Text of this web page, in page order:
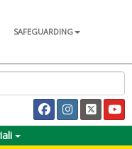
SAFEGUARDING